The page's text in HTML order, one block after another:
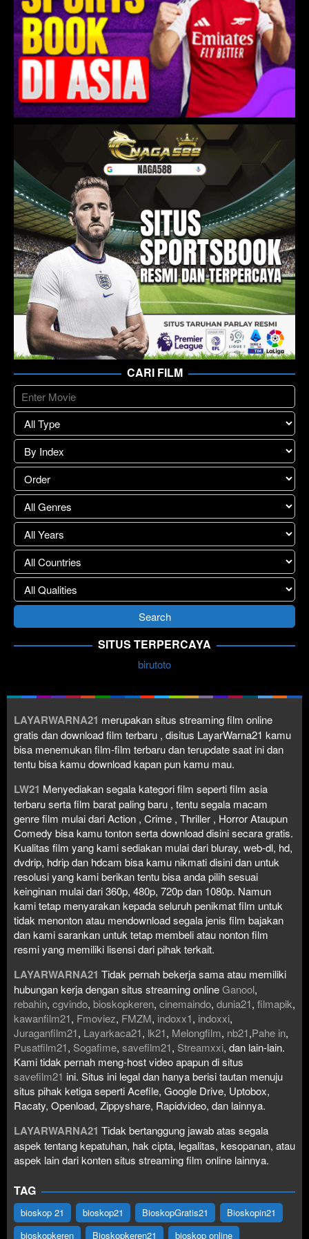
CARI FILM
SITUS TERPERCAYA
birutoto
LAYARWARNA21 merupakan situs streaming film online
gratis dan download film terbaru , disitus LayarWarna21 kamu
bisa menemukan film-film terbaru dan terupdate saat ini dan
tentu bisa kamu download kapan pun kamu mau.
LW21 Menyediakan segala kategori film seperti film asia
terbaru serta film barat paling baru , tentu segala macam
genre film mulai dari Action , Crime , Thriller , Horror Ataupun
Comedy bisa kamu tonton serta download disini secara gratis.
Kualitas film yang kami sediakan mulai dari bluray, web-dl, hd,
dvdrip, hdrip dan hdcam bisa kamu nikmati disini dan untuk
resolusi yang kami berikan tentu bisa anda pilih sesuai
keinginan mulai dari 360p, 480p, 720p dan 1080p. Namun
kami tetap menyarakan kepada seluruh penikmat film untuk
tidak menonton atau mendownload segala jenis film bajakan
dan kami sarankan untuk tetap membeli atau nonton film
resmi yang memiliki lisensi dari pihak terkait.
LAYARWARNA21 Tidak pernah bekerja sama atau memiliki
hubungan kerja dengan situs streaming onlineGanool,
rebahin, cgvindo, bioskopkeren, cinemaindo, dunia21, filmapik,
kawanfilm21, Fmoviez, FMZM, indoxx1, indoxxi,
Juraganfilm21, Layarkaca21, lk21, Melongfilm, nb21,Pahe in,
Pusatfilm21, Sogafime, savefilm21, Streamxxi, dan lain-lain.
Kami tidak pernah meng-host video apapun di situs
savefilm21 ini. Situs ini legal dan hanya berisi tautan menuju
situs pihak ketiga seperti Acefile, Google Drive, Uptobox,
Racaty, Openload, Zippyshare, Rapidvideo, dan lainnya.
LAYARWARNA21 Tidak bertanggung jawab atas segala
aspek tentang kepatuhan, hak cipta, legalitas, kesopanan, atau
aspek lain dari konten situs streaming film online lainnya.
TAG
bioskop 21 bioskop21 BioskopGratis21
Bioskopin21
bioskopkeren
Bioskopkeren21 bioskop online